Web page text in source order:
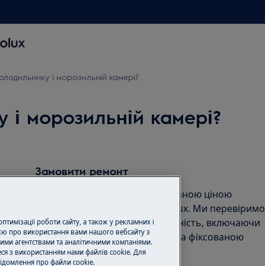
і морозильній камері?
морозильній камері?
Замовити ремонт
Пропонуємо ремонт за фіксованою ціною
нашими спеціалістами Electrolux. Ми перевіримо
обладнання і усунемо несправність, включаючи
всі необхідні запасні частини, за фіксованою
ціною.
роботи сайту, а також у рекламних і
про використання вами нашого вебсайту з
агентствами та аналітичними компаніями.
з використанням нами файлів cookie. Для
прo файли cookie.